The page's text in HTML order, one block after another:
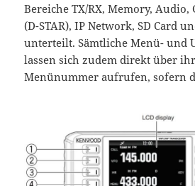
Bereiche TX/RX, Memory, Audio,
(D-STAR), IP Network, SD Card
unterteilt. Sämtliche Menü- und
lassen sich zudem direkt über
Menünummer aufrufen, sofern